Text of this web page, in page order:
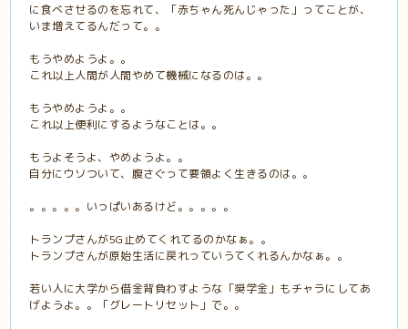
に食べさせるのを忘れて、「赤ちゃん死んじゃった」ってことが、
いま増えてるんだって。。
もうやめようよ。。
これ以上人間が人間やめて機械になるのは。。
もうやめようよ。。
これ以上便利にするようなことは。。
もうよそうよ、やめようよ。。
自分にウソついて、腹さぐって要領よく生きるのは。。
。。。。。いっぱいあるけど。。。。。
トランプさんが5G止めてくれてるのかなぁ。。
トランプさんが原始生活に戻れっていうてくれるんかなぁ。。
若い人に大学から借金背負わすような「奨学金」もチャラにしてあ
げようよ。。「グレートリセット」で。。